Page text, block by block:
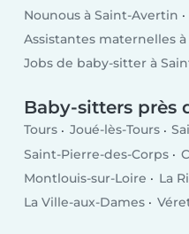
Nounous à Saint-Avertin
Assistantes maternelles
Jobs de baby-sitter à
Baby-sitters près
Tours Joué-lès-Tours
Saint-Pierre-des-Corps
Montlouis-sur-Loire
La
La Ville-aux-Dames